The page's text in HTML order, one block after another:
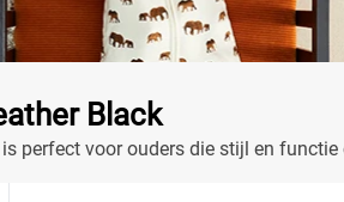
Black
perfect voor ouders die stijl en